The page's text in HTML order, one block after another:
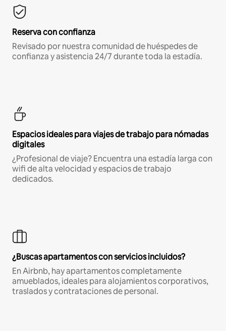
Reserva con confianza
Revisado por nuestra comunidad de huéspedes de
confianza y asistencia 24/7 durante toda la estadía.
Espacios ideales para viajes de trabajo para nómadas
digitales
¿Profesional de viaje? Encuentra una estadía larga con
wifi de alta velocidad y espacios de trabajo
dedicados.
¿Buscas apartamentos con servicios incluidos?
En Airbnb, hay apartamentos completamente
amueblados, ideales para alojamientos corporativos,
traslados y contrataciones de personal.